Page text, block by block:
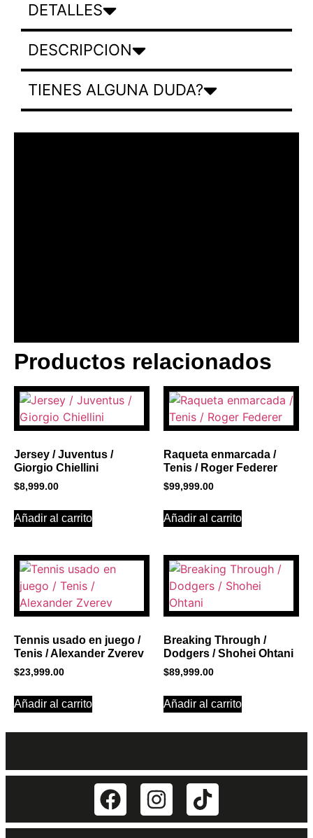
DETALLES
DESCRIPCION
TIENES ALGUNA DUDA?
BANNER CON
PROMOCIONES 1
Click Here
Productos relacionados
Jersey / Juventus /
Giorgio Chiellini
$8,999.00
Añadir al carrito
Raqueta enmarcada /
Tenis / Roger Federer
$99,999.00
Añadir al carrito
Tennis usado en juego /
Tenis / Alexander Zverev
$23,999.00
Añadir al carrito
Breaking Through /
Dodgers / Shohei Ohtani
$89,999.00
Añadir al carrito